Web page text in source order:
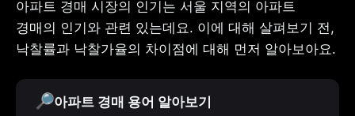
아파트 경매 시장의 인기는 서울 지역의 아파트
경매의 인기와 관련 있는데요. 이에 대해 살펴보기 전,
낙찰률과 낙찰가율의 차이점에 대해 먼저 알아보아요.
🔎아파트 경매 용어 알아보기